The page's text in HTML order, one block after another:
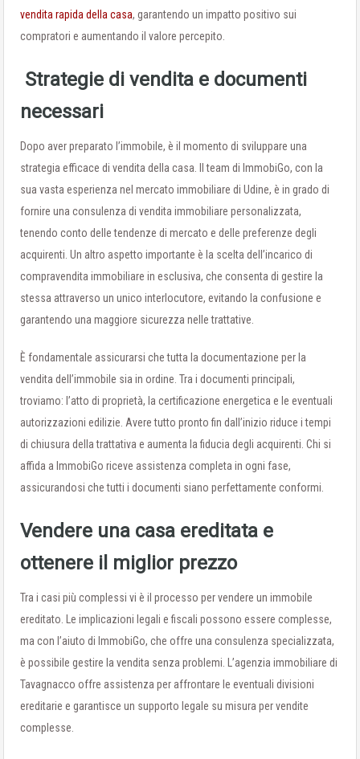
vendita rapida della casa, garantendo un impatto positivo sui
compratori e aumentando il valore percepito.
Strategie di vendita e documenti
necessari
Dopo aver preparato l’immobile, è il momento di sviluppare una
strategia efficace di vendita della casa. Il team di ImmobiGo, con la
sua vasta esperienza nel mercato immobiliare di Udine, è in grado di
fornire una consulenza di vendita immobiliare personalizzata,
tenendo conto delle tendenze di mercato e delle preferenze degli
acquirenti. Un altro aspetto importante è la scelta dell’incarico di
compravendita immobiliare in esclusiva, che consenta di gestire la
stessa attraverso un unico interlocutore, evitando la confusione e
garantendo una maggiore sicurezza nelle trattative.
È fondamentale assicurarsi che tutta la documentazione per la
vendita dell’immobile sia in ordine. Tra i documenti principali,
troviamo: l’atto di proprietà, la certificazione energetica e le eventuali
autorizzazioni edilizie. Avere tutto pronto fin dall’inizio riduce i tempi
di chiusura della trattativa e aumenta la fiducia degli acquirenti. Chi si
affida a ImmobiGo riceve assistenza completa in ogni fase,
assicurandosi che tutti i documenti siano perfettamente conformi.
Vendere una casa ereditata e
ottenere il miglior prezzo
Tra i casi più complessi vi è il processo per vendere un immobile
ereditato. Le implicazioni legali e fiscali possono essere complesse,
ma con l’aiuto di ImmobiGo, che offre una consulenza specializzata,
è possibile gestire la vendita senza problemi. L’agenzia immobiliare di
Tavagnacco offre assistenza per affrontare le eventuali divisioni
ereditarie e garantisce un supporto legale su misura per vendite
complesse.